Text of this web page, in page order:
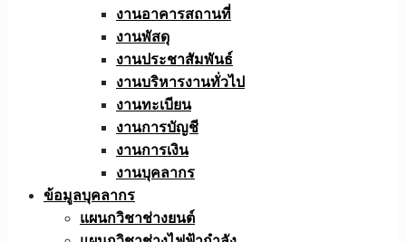
งานอาคารสถานที่
งานพัสดุ
งานประชาสัมพันธ์
งานบริหารงานทั่วไป
งานทะเบียน
งานการบัญชี
งานการเงิน
งานบุคลากร
ข้อมูลบุคลากร
แผนกวิชาช่างยนต์